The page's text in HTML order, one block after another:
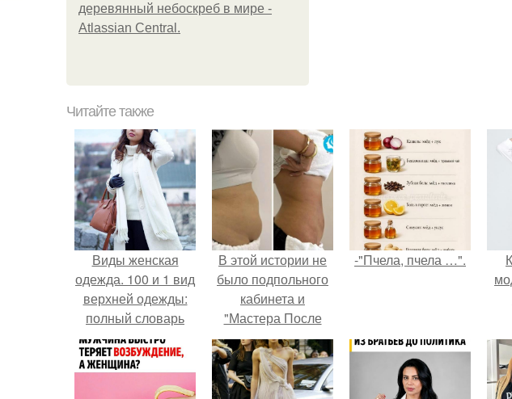
деревянный небоскреб в мире -
Atlassian Central.
Читайте также
Виды женская
одежда. 100 и 1 вид
верхней одежды:
полный словарь
видов пальто,
курток и прочего
В этой истории не
было подпольного
кабинета и
"Мастера После
Двухнедельных
Курсов".
-"Пчела, пчела …".